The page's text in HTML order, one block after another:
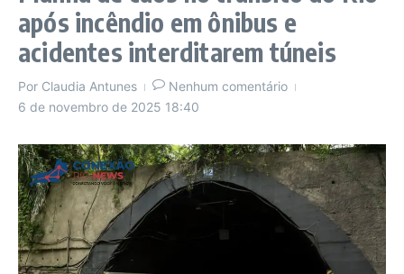
após incêndio em ônibus e
acidentes interditarem túneis
Por Claudia Antunes
Nenhum comentário
6 de novembro de 2025 18:40